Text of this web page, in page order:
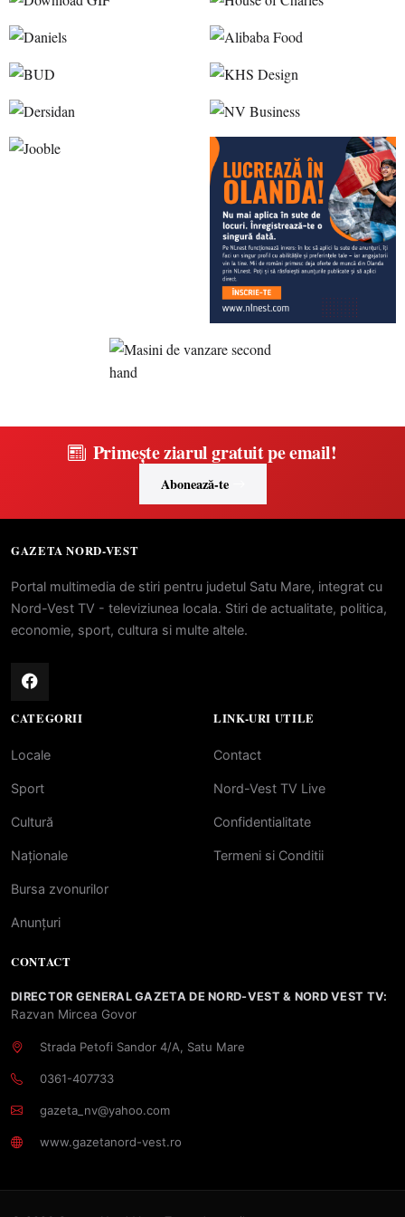
Primește ziarul gratuit pe email!
Abonează-te
GAZETA NORD-VEST
Portal multimedia de stiri pentru judetul Satu Mare, integrat cu
Nord-Vest TV - televiziunea locala. Stiri de actualitate, politica,
economie, sport, cultura si multe altele.
CATEGORII
Locale
Sport
Cultură
Naționale
Bursa zvonurilor
Anunțuri
LINK-URI UTILE
Contact
Nord-Vest TV Live
Confidentialitate
Termeni si Conditii
CONTACT
DIRECTOR GENERAL GAZETA DE NORD-VEST & NORD VEST TV:
Razvan Mircea Govor
Strada Petofi Sandor 4/A, Satu Mare
0361-407733
gazeta_nv@yahoo.com
www.gazetanord-vest.ro